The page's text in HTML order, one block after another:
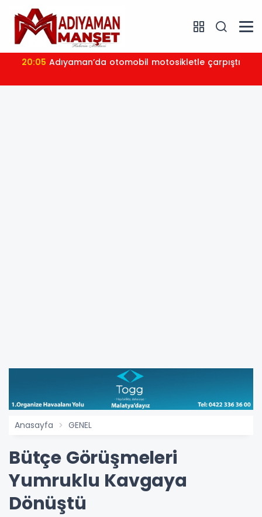
20:05 Adıyaman’da otomobil motosikletle çarpıştı
Anasayfa GENEL
Bütçe Görüşmeleri
Yumruklu Kavgaya
Dönüştü